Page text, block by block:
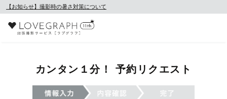
【お知らせ】撮影時の暑さ対策について
カンタン１分！ 予約リクエスト